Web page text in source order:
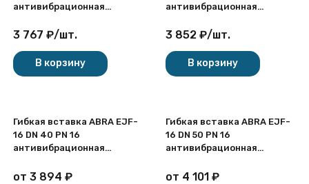
антивибрационная
3 767 ₽/шт.
В корзину
антивибрационная
3 852 ₽/шт.
В корзину
Гибкая вставка ABRA EJF-
16 DN 40 PN 16
антивибрационная
от 3 894 ₽
Гибкая вставка ABRA EJF-
16 DN 50 PN 16
антивибрационная
от 4 101 ₽